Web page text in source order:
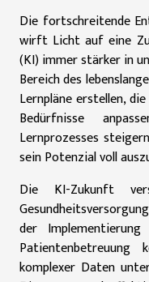
Die fortschreitende
wirft Licht auf eine
(KI) immer stärker in
Bereich des
Lernpläne erstellen,
Bedürfnisse
Lernprozesses
sein Potenzial voll
Die KI-Zukunft
der
komplexer Daten